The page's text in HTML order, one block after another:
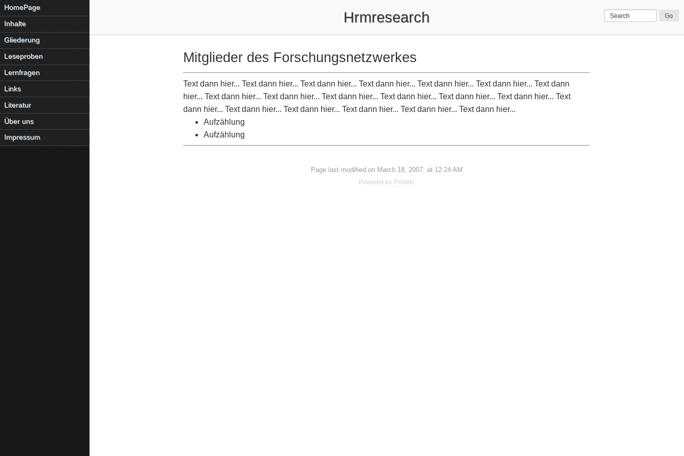
Hrmresearch
Mitglieder des Forschungsnetzwerkes
Text dann hier... Text dann hier... Text dann hier... Text dann hier... Text dann hier... Text dann hier... Text dann
hier... Text dann hier... Text dann hier... Text dann hier... Text dann hier... Text dann hier... Text dann hier... Text
dann hier... Text dann hier... Text dann hier... Text dann hier... Text dann hier... Text dann hier...
Aufzählung
Aufzählung
HomePage
Inhalte
Gliederung
Leseproben
Lernfragen
Links
Literatur
Über uns
Impressum
Page last modified on March 18, 2007, at 12:24 AM
Powered by PmWiki